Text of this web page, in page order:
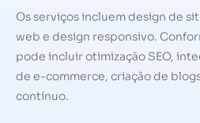
Os serviços incluem design de
web e design responsivo.
pode incluir otimização SEO,
de e-commerce, criação de
contínuo.